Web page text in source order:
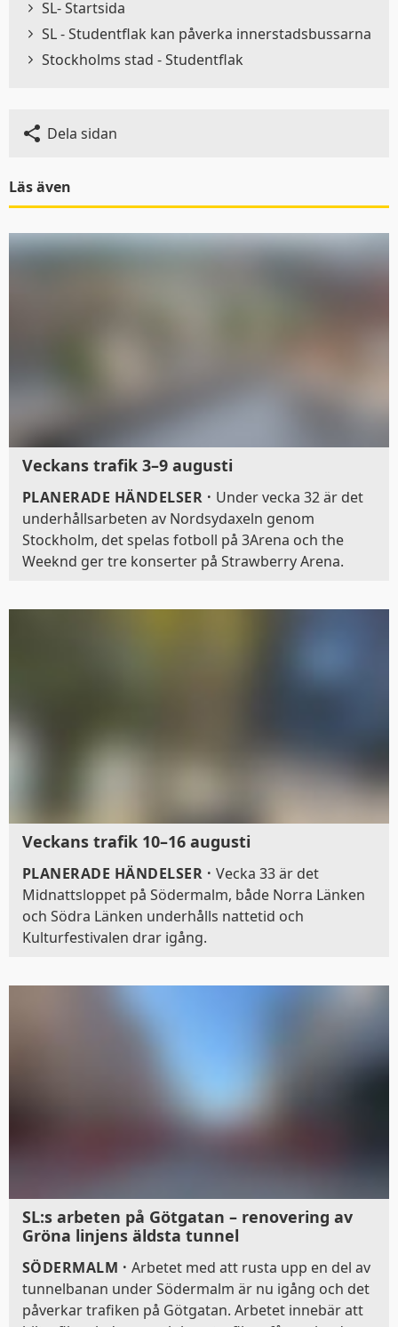
SL- Startsida
SL - Studentflak kan påverka innerstadsbussarna
Stockholms stad - Studentflak
Dela sidan
Läs även
Veckans trafik 3–9 augusti
PLANERADE HÄNDELSER · Under vecka 32 är det
underhållsarbeten av Nordsydaxeln genom
Stockholm, det spelas fotboll på 3Arena och the
Weeknd ger tre konserter på Strawberry Arena.
Veckans trafik 10–16 augusti
PLANERADE HÄNDELSER · Vecka 33 är det
Midnattsloppet på Södermalm, både Norra Länken
och Södra Länken underhålls nattetid och
Kulturfestivalen drar igång.
SL:s arbeten på Götgatan – renovering av
Gröna linjens äldsta tunnel
SÖDERMALM · Arbetet med att rusta upp en del av
tunnelbanan under Södermalm är nu igång och det
påverkar trafiken på Götgatan. Arbetet innebär att